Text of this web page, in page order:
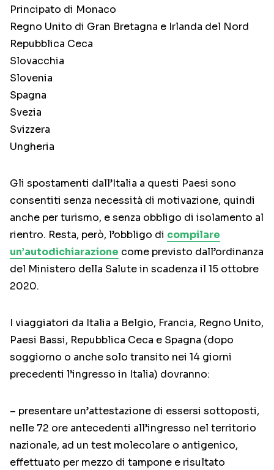
Principato di Monaco
Regno Unito di Gran Bretagna e Irlanda del Nord
Repubblica Ceca
Slovacchia
Slovenia
Spagna
Svezia
Svizzera
Ungheria
Gli spostamenti dall’Italia a questi Paesi sono
consentiti senza necessità di motivazione, quindi
anche per turismo, e senza obbligo di isolamento al
rientro. Resta, però, l’obbligo di compilare
un’autodichiarazione come previsto dall’ordinanza
del Ministero della Salute in scadenza il 15 ottobre
2020.
I viaggiatori da Italia a Belgio, Francia, Regno Unito,
Paesi Bassi, Repubblica Ceca e Spagna (dopo
soggiorno o anche solo transito nei 14 giorni
precedenti l’ingresso in Italia) dovranno:
– presentare un’attestazione di essersi sottoposti,
nelle 72 ore antecedenti all’ingresso nel territorio
nazionale, ad un test molecolare o antigenico,
effettuato per mezzo di tampone e risultato